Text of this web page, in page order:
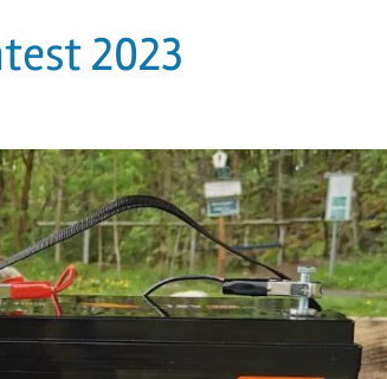
2023